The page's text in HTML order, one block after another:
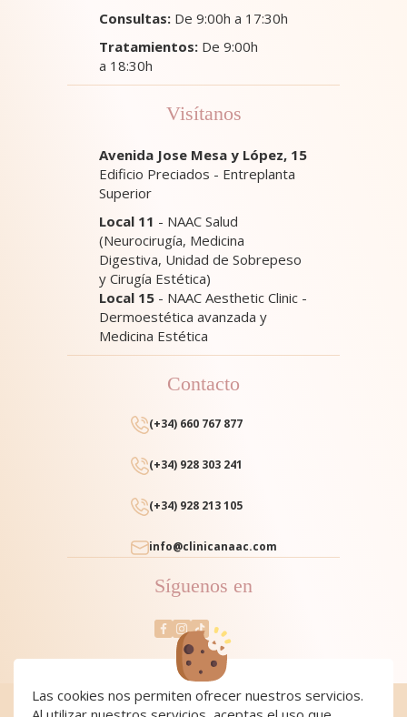
Las cookies nos permiten ofrecer nuestros servicios.
Consultas: De 9:00h a 17:30h
Tratamientos: De 9:00h
a 18:30h
Visítanos
Avenida Jose Mesa y López, 15
Edificio Preciados - Entreplanta
Superior
Local 11 - NAAC Salud
(Neurocirugía, Medicina
Digestiva, Unidad de Sobrepeso
y Cirugía Estética)
Local 15 - NAAC Aesthetic Clinic -
Dermoestética avanzada y
Medicina Estética
Contacto
(+34) 660 767 877
(+34) 928 303 241
(+34) 928 213 105
info@clinicanaac.com
Síguenos en
Cookies| Cookies policy|Aviso Legal y Política de Privacidad